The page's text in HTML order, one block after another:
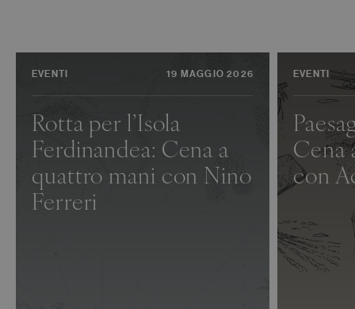
EVENTI 19 MAGGIO 2026
Rotta per l’Isola
Ferdinandea: Cena a
quattro mani con Nino
Ferreri
EVENTI
Cena
con